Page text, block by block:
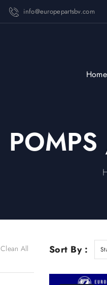
info@europepartsbv.com
Home
Clean All Sort By :